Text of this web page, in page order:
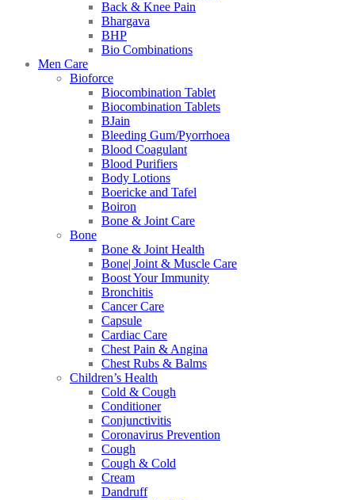
Back & Knee Pain
Bhargava
BHP
Bio Combinations
Men Care
Bioforce
Biocombination Tablet
Biocombination Tablets
BJain
Bleeding Gum/Pyorrhoea
Blood Coagulant
Blood Purifiers
Body Lotions
Boericke and Tafel
Boiron
Bone & Joint Care
Bone
Bone & Joint Health
Bone| Joint & Muscle Care
Boost Your Immunity
Bronchitis
Cancer Care
Capsule
Cardiac Care
Chest Pain & Angina
Chest Rubs & Balms
Children’s Health
Cold & Cough
Conditioner
Conjunctivitis
Coronavirus Prevention
Cough
Cough & Cold
Cream
Dandruff